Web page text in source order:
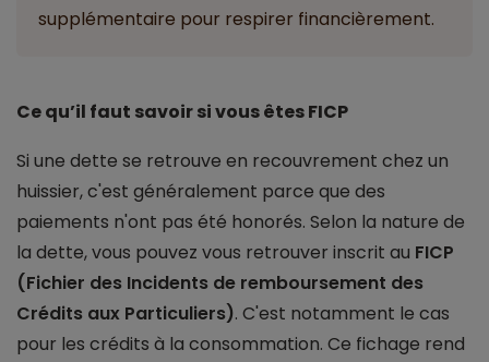
supplémentaire pour respirer financièrement.
Ce qu’il faut savoir si vous êtes FICP
Si une dette se retrouve en recouvrement chez un
huissier, c'est généralement parce que des
paiements n'ont pas été honorés. Selon la nature de
la dette, vous pouvez vous retrouver inscrit au FICP
(Fichier des Incidents de remboursement des
Crédits aux Particuliers). C'est notamment le cas
pour les crédits à la consommation. Ce fichage rend